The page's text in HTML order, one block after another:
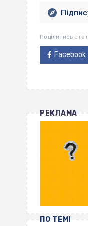
Поділитись
Facebook
РЕКЛАМА
ПО ТЕМІ